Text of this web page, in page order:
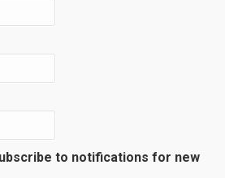
to notifications for new